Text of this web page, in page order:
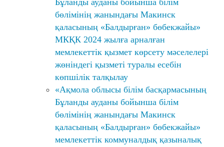
Бұланды ауданы бойынша білім
бөлімінің жанындағы Макинск
қаласының «Балдырған» бөбекжайы»
МКҚК 2024 жылға арналған
мемлекеттік қызмет көрсету мәселелері
жөніндегі қызметі туралы есебін
көпшілік талқылау
«Ақмола облысы білім басқармасының
Бұланды ауданы бойынша білім
бөлімінің жанындағы Макинск
қаласының «Балдырған» бөбекжайы»
мемлекеттік коммуналдық қазыналық